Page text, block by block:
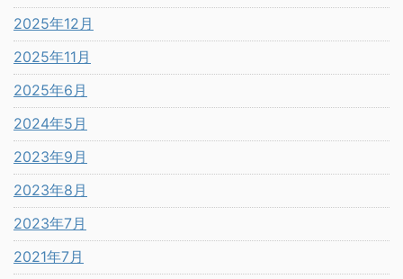
2025年12月
2025年11月
2025年6月
2024年5月
2023年9月
2023年8月
2023年7月
2021年7月